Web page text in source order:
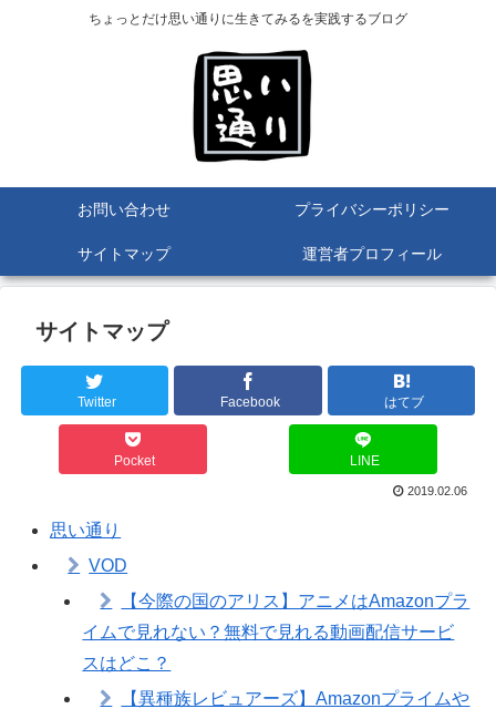
ちょっとだけ思い通りに生きてみるを実践するブログ
お問い合わせ プライバシーポリシー
サイトマップ 運営者プロフィール
サイトマップ
Twitter Facebook はてブ
Pocket LINE
2019.02.06
思い通り
VOD
【今際の国のアリス】アニメはAmazonプラ
イムで見れない？無料で見れる動画配信サービ
スはどこ？
【異種族レビュアーズ】Amazonプライムや